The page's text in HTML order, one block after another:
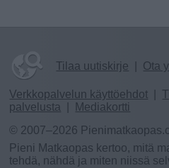
Tilaa uutiskirje Ota
Verkkopalvelun käyttöehdot
palvelusta
Mediakortti
© 2007–2026
Pieni Matkaopas kertoo, mitä
tehdä, nähdä ja miten niissä